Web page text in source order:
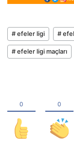
# efeler ligi #
# efeler ligi maçları